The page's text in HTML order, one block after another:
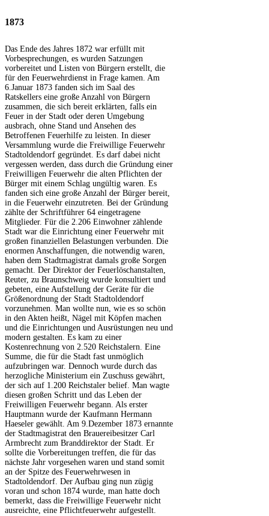
1873
Das Ende des Jahres 1872 war erfüllt mit
Vorbesprechungen, es wurden Satzungen
vorbereitet und Listen von Bürgern erstellt, die
für den Feuerwehrdienst in Frage kamen. Am
6.Januar 1873 fanden sich im Saal des
Ratskellers eine große Anzahl von Bürgern
zusammen, die sich bereit erklärten, falls ein
Feuer in der Stadt oder deren Umgebung
ausbrach, ohne Stand und Ansehen des
Betroffenen Feuerhilfe zu leisten. In dieser
Versammlung wurde die Freiwillige Feuerwehr
Stadtoldendorf gegründet. Es darf dabei nicht
vergessen werden, dass durch die Gründung einer
Freiwilligen Feuerwehr die alten Pflichten der
Bürger mit einem Schlag ungültig waren. Es
fanden sich eine große Anzahl der Bürger bereit,
in die Feuerwehr einzutreten. Bei der Gründung
zählte der Schriftführer 64 eingetragene
Mitglieder. Für die 2.206 Einwohner zählende
Stadt war die Einrichtung einer Feuerwehr mit
großen finanziellen Belastungen verbunden. Die
enormen Anschaffungen, die notwendig waren,
haben dem Stadtmagistrat damals große Sorgen
gemacht. Der Direktor der Feuerlöschanstalten,
Reuter, zu Braunschweig wurde konsultiert und
gebeten, eine Aufstellung der Geräte für die
Größenordnung der Stadt Stadtoldendorf
vorzunehmen. Man wollte nun, wie es so schön
in den Akten heißt, Nägel mit Köpfen machen
und die Einrichtungen und Ausrüstungen neu und
modern gestalten. Es kam zu einer
Kostenrechnung von 2.520 Reichstalern. Eine
Summe, die für die Stadt fast unmöglich
aufzubringen war. Dennoch wurde durch das
herzogliche Ministerium ein Zuschuss gewährt,
der sich auf 1.200 Reichstaler belief. Man wagte
diesen großen Schritt und das Leben der
Freiwilligen Feuerwehr begann. Als erster
Hauptmann wurde der Kaufmann Hermann
Haeseler gewählt. Am 9.Dezember 1873 ernannte
der Stadtmagistrat den Brauereibesitzer Carl
Armbrecht zum Branddirektor der Stadt. Er
sollte die Vorbereitungen treffen, die für das
nächste Jahr vorgesehen waren und stand somit
an der Spitze des Feuerwehrwesen in
Stadtoldendorf. Der Aufbau ging nun zügig
voran und schon 1874 wurde, man hatte doch
bemerkt, dass die Freiwillige Feuerwehr nicht
ausreichte, eine Pflichtfeuerwehr aufgestellt.